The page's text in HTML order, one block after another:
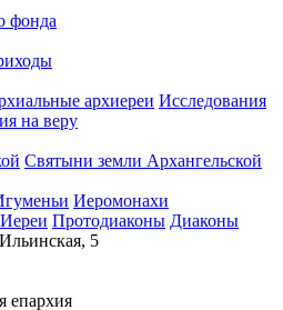
фонда
архиереи Исследования
на веру
Святыни земли Архангельской
Иеромонахи
Иереи Протодиаконы Диаконы
5
епархия